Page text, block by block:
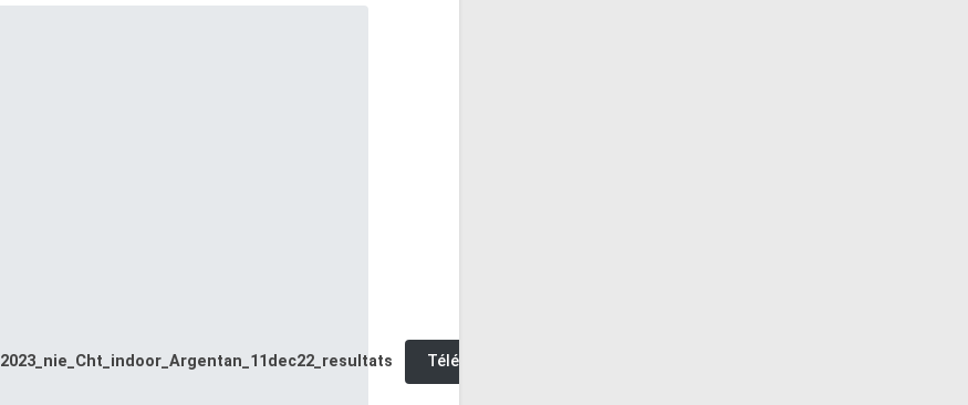
2023_nie_Cht_indoor_Argentan_11dec22_resultats Télécharger